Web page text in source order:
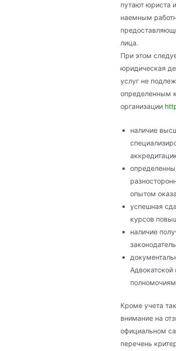
путают юриста
наемным
лица.
При этом
юридическая
услуг не
определенным
организации
наличие
опытом
успешная
курсов
наличие
Адвокатской
Кроме учета
внимание на
официальном
перечень